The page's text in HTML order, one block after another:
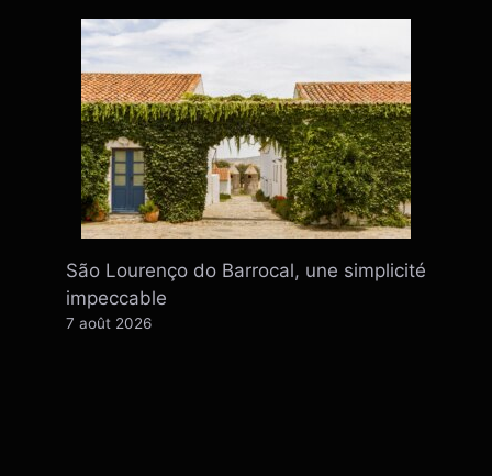
São Lourenço do Barrocal, une simplicité
impeccable
7 août 2026